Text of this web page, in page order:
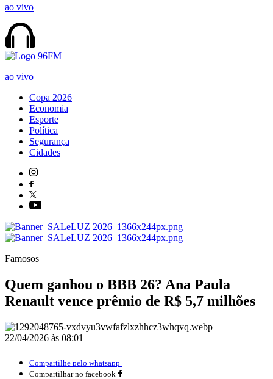
ao vivo
ao vivo
Copa 2026
Economia
Esporte
Política
Segurança
Cidades
Famosos
Quem ganhou o BBB 26? Ana Paula
Renault vence prêmio de R$ 5,7 milhões
22/04/2026 às 08:01
Compartilhe pelo whatsapp
Compartilhar no facebook